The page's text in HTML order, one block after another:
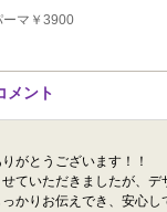
ーマ￥3900
メント
がとうございます！！
ていただきましたが、デ
かりお伝えでき、安心し